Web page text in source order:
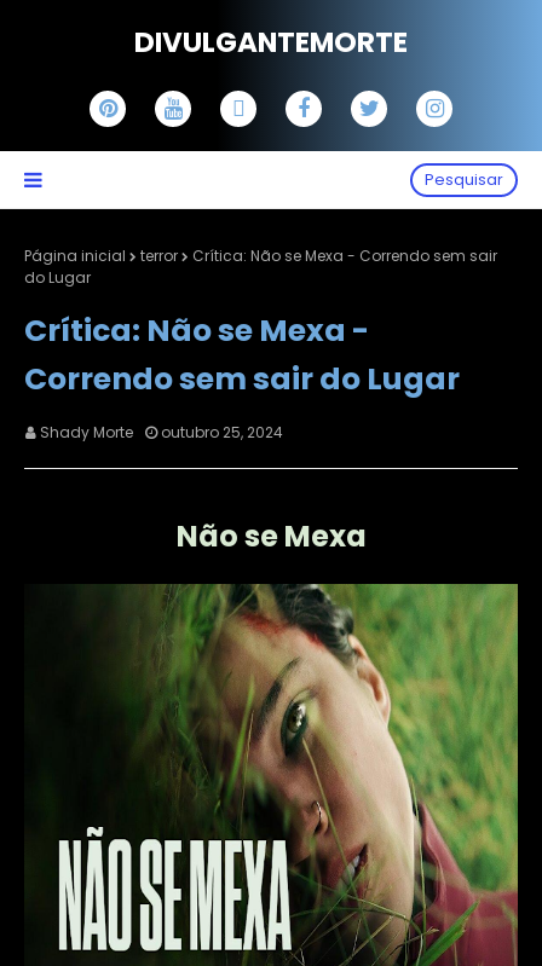
DIVULGANTEMORTE
Pesquisar
Página inicial terror
Crítica: Não se Mexa - Correndo sem sair
do Lugar
Crítica: Não se Mexa -
Correndo sem sair do Lugar
Shady Morte outubro 25, 2024
Não se Mexa